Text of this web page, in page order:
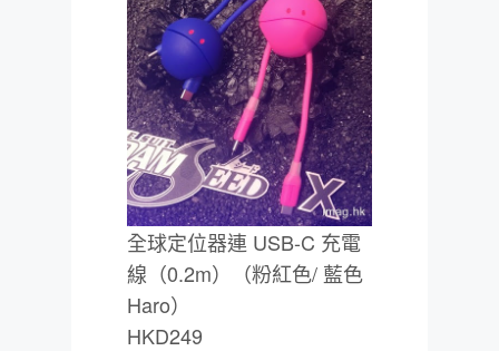
全球定位器連 USB-C 充電
線（0.2m）（粉紅色/ 藍色
Haro）
HKD249